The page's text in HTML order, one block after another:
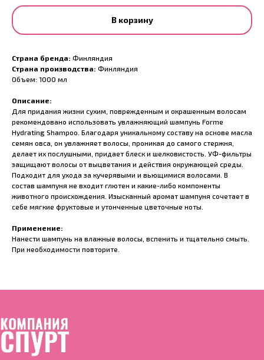
В корзину
Страна бренда: Финляндия
Страна производства: Финляндия
Объем: 1000 мл
Описание:
Для придания жизни сухим, поврежденным и окрашенным волосам
рекомендовано использовать увлажняющий шампунь Forme
Hydrating Shampoo. Благодаря уникальному составу на основе масла
семян овса, он увлажняет волосы, проникая до самого стержня,
делает их послушными, придает блеск и шелковистость. УФ-фильтры
защищают волосы от выцветания и действия окружающей среды.
Подходит для ухода за кучерявыми и вьющимися волосами. В
состав шампуня не входит глютен и какие-либо компоненты
животного происхождения. Изысканный аромат шампуня сочетает в
себе мягкие фруктовые и утонченные цветочные ноты.
Применение:
Нанести шампунь на влажные волосы, вспенить и тщательно смыть.
При необходимости повторите.